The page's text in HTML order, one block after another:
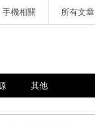
手機相關 所有文章
其他